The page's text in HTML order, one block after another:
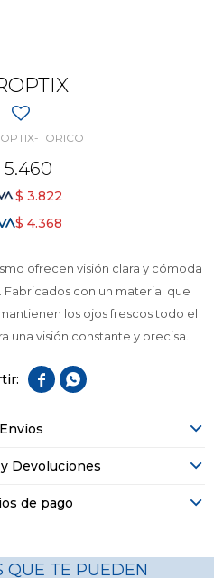
TORICO
5.460
$ 3.822
$ 4.368
ofrecen visión clara y cómoda
Fabricados con un material que
los ojos frescos todo el
una visión constante y precisa.
 
Envíos
Devoluciones
de pago
QUE TE PUEDEN